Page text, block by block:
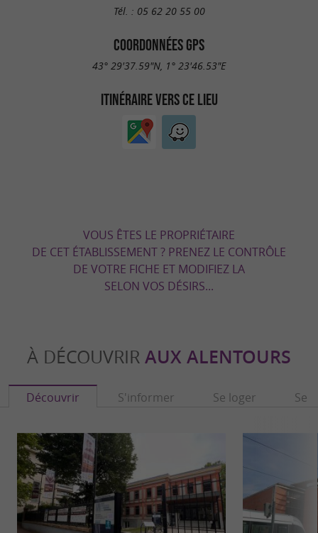
Tél. : 05 62 20 55 00
COORDONNÉES GPS
43° 29'37.59"N, 1° 23'46.53"E
ITINÉRAIRE VERS CE LIEU
VOUS ÊTES LE PROPRIÉTAIRE
DE CET ÉTABLISSEMENT ? PRENEZ LE CONTRÔLE
DE VOTRE FICHE ET MODIFIEZ LA
SELON VOS DÉSIRS...
À DÉCOUVRIR AUX ALENTOURS
Découvrir S'informer Se loger Se